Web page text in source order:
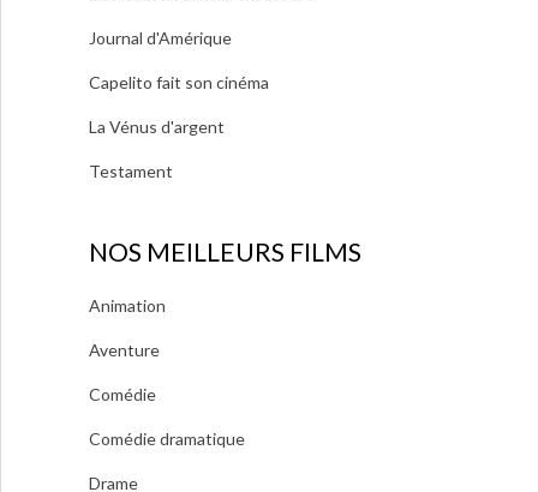
Journal d'Amérique
Capelito fait son cinéma
La Vénus d'argent
Testament
NOS MEILLEURS FILMS
Animation
Aventure
Comédie
Comédie dramatique
Drame